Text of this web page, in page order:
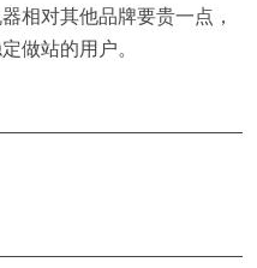
相对其他品牌要贵一点，
做站的用户。